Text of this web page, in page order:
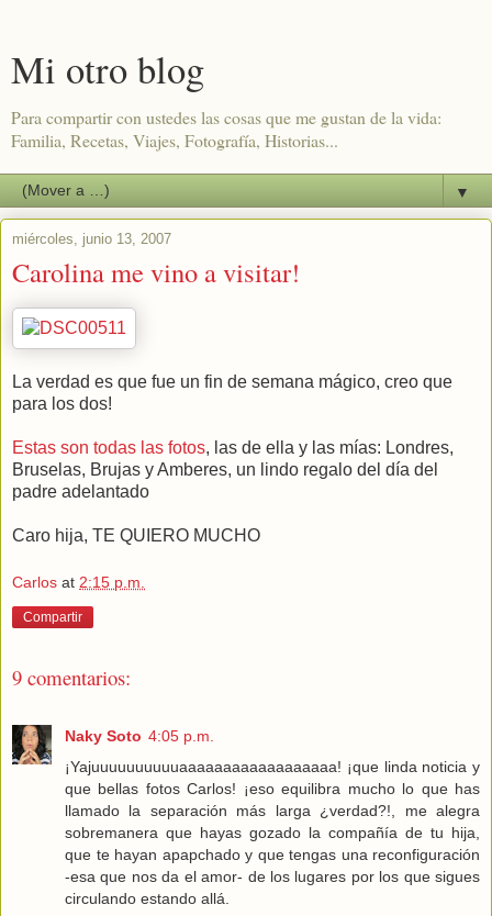
Mi otro blog
Para compartir con ustedes las cosas que me gustan de la vida:
Familia, Recetas, Viajes, Fotografía, Historias...
▼
miércoles, junio 13, 2007
Carolina me vino a visitar!
La verdad es que fue un fin de semana mágico, creo que
para los dos!
Estas son todas las fotos, las de ella y las mías: Londres,
Bruselas, Brujas y Amberes, un lindo regalo del día del
padre adelantado
Caro hija, TE QUIERO MUCHO
Carlos at 2:15 p.m.
Compartir
9 comentarios:
Naky Soto 4:05 p.m.
¡Yajuuuuuuuuuuaaaaaaaaaaaaaaaaaa! ¡que linda noticia y
que bellas fotos Carlos! ¡eso equilibra mucho lo que has
llamado la separación más larga ¿verdad?!, me alegra
sobremanera que hayas gozado la compañía de tu hija,
que te hayan apapchado y que tengas una reconfiguración
-esa que nos da el amor- de los lugares por los que sigues
circulando estando allá.